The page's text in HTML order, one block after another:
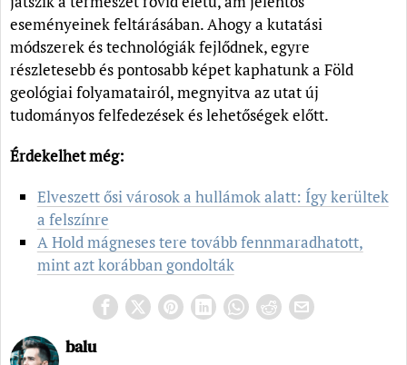
eseményeinek feltárásában. Ahogy a kutatási
módszerek és technológiák fejlődnek, egyre
részletesebb és pontosabb képet kaphatunk a Föld
geológiai folyamatairól, megnyitva az utat új
tudományos felfedezések és lehetőségek előtt.
Érdekelhet még:
Elveszett ősi városok a hullámok alatt: Így kerültek
a felszínre
A Hold mágneses tere tovább fennmaradhatott,
mint azt korábban gondolták
balu